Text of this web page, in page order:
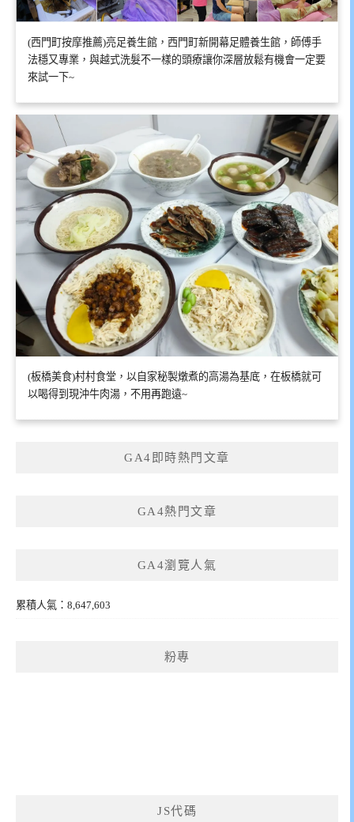
(西門町按摩推薦)亮足養生館，西門町新開幕足體養生館，師傅手
法穩又專業，與越式洗髮不一樣的頭療讓你深層放鬆有機會一定要
來試一下~
(板橋美食)村村食堂，以自家秘製燉煮的高湯為基底，在板橋就可
以喝得到現沖牛肉湯，不用再跑遠~
GA4即時熱門文章
GA4熱門文章
GA4瀏覽人氣
累積人氣：8,647,603
粉專
JS代碼